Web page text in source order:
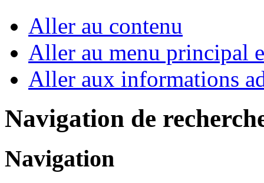
Aller au contenu
Aller au menu principal
Aller aux informations
Navigation de
Navigation